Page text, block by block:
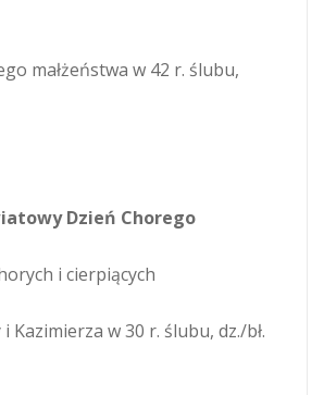
małżeństwa w 42 r. ślubu,
Dzień Chorego
i cierpiących
Kazimierza w 30 r. ślubu, dz./bł.